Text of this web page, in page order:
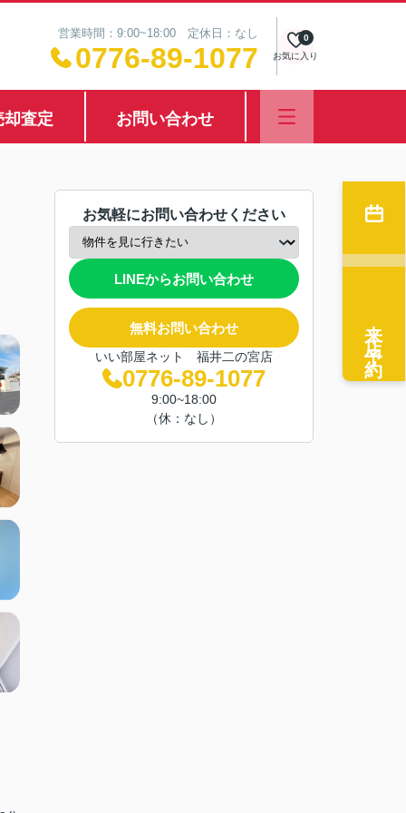
営業時間：9:00~18:00 定休日：なし
0776-89-1077 お気に入り
0
却査定 お問い合わせ
お気軽にお問い合わせください
LINEからお問い合わせ
無料お問い合わせ
いい部屋ネット 福井二の宮店
0776-89-1077
9:00~18:00
（休：なし）
来店予約